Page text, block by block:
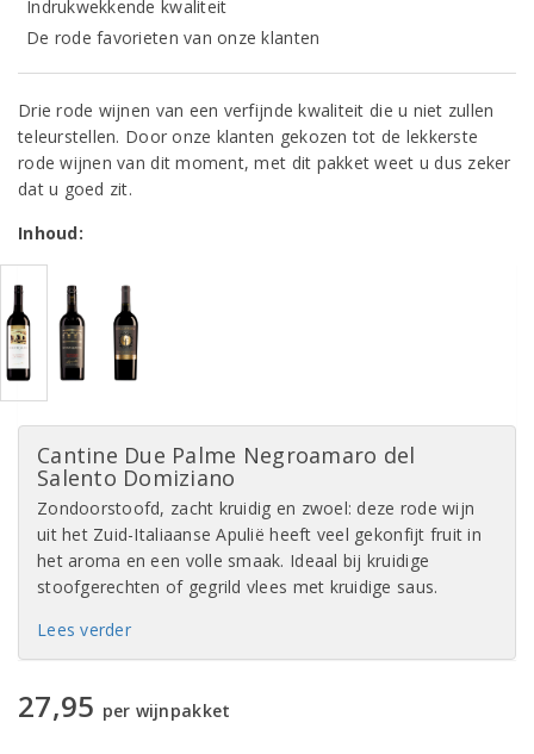
Indrukwekkende kwaliteit
De rode favorieten van onze klanten
Drie rode wijnen van een verfijnde kwaliteit die u niet zullen
teleurstellen. Door onze klanten gekozen tot de lekkerste
rode wijnen van dit moment, met dit pakket weet u dus zeker
dat u goed zit.
Inhoud:
Cantine Due Palme Negroamaro del
Salento Domiziano
Zondoorstoofd, zacht kruidig en zwoel: deze rode wijn
uit het Zuid-Italiaanse Apulië heeft veel gekonfijt fruit in
het aroma en een volle smaak. Ideaal bij kruidige
stoofgerechten of gegrild vlees met kruidige saus.
Lees verder
27,95 per wijnpakket